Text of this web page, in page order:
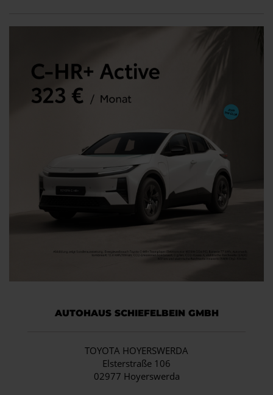
AUTOHAUS SCHIEFELBEIN GMBH
TOYOTA HOYERSWERDA
Elsterstraße 106
02977 Hoyerswerda